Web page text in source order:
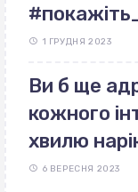
1 ГРУДНЯ 2023
Ви б ще
кожного
хвилю
6 ВЕРЕСНЯ 2023